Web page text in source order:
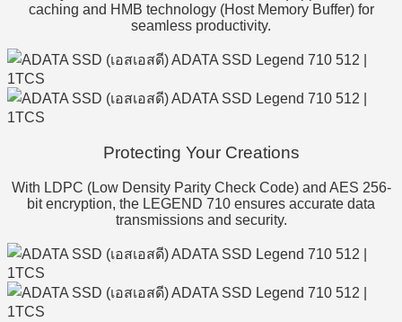
caching and HMB technology (Host Memory Buffer) for
seamless productivity.
Protecting Your Creations
With LDPC (Low Density Parity Check Code) and AES 256-
bit encryption, the LEGEND 710 ensures accurate data
transmissions and security.